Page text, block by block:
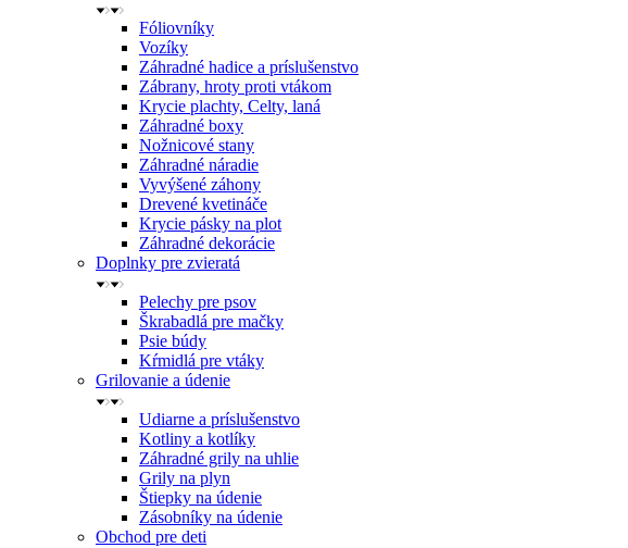
Fóliovníky
Vozíky
Záhradné hadice a príslušenstvo
Zábrany, hroty proti vtákom
Krycie plachty, Celty, laná
Záhradné boxy
Nožnicové stany
Záhradné náradie
Vyvýšené záhony
Drevené kvetináče
Krycie pásky na plot
Záhradné dekorácie
Doplnky pre zvieratá
Pelechy pre psov
Škrabadlá pre mačky
Psie búdy
Kŕmidlá pre vtáky
Grilovanie a údenie
Udiarne a príslušenstvo
Kotliny a kotlíky
Záhradné grily na uhlie
Grily na plyn
Štiepky na údenie
Zásobníky na údenie
Obchod pre deti